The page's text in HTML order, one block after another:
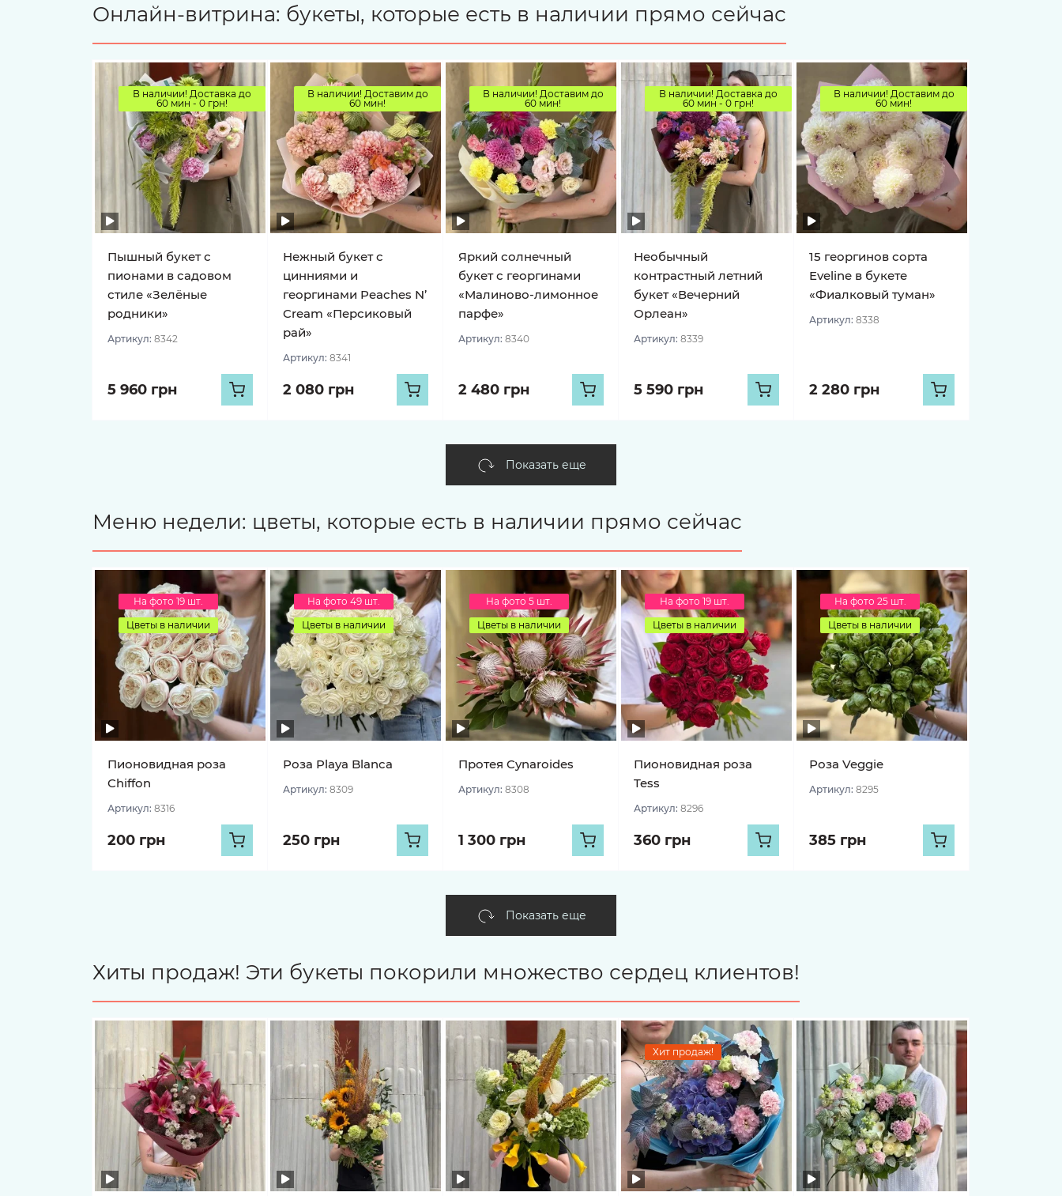
Онлайн-витрина: букеты, которые есть в наличии прямо сейчас
В наличии! Доставка до
60 мин - 0 грн!
Пышный букет с
пионами в садовом
стиле «Зелёные
родники»
Артикул: 8342
5 960 грн
В наличии! Доставим до
60 мин!
Нежный букет с
цинниями и
георгинами Peaches N’
Cream «Персиковый
рай»
Артикул: 8341
2 080 грн
В наличии! Доставим до
60 мин!
Яркий солнечный
букет с георгинами
«Малиново-лимонное
парфе»
Артикул: 8340
2 480 грн
В наличии! Доставка до
60 мин - 0 грн!
Необычный
контрастный летний
букет «Вечерний
Орлеан»
Артикул: 8339
5 590 грн
В наличии! Доставим до
60 мин!
15 георгинов сорта
Eveline в букете
«Фиалковый туман»
Артикул: 8338
2 280 грн
Показать еще
Меню недели: цветы, которые есть в наличии прямо сейчас
На фото 19 шт.
Цветы в наличии
Пионовидная роза
Chiffon
Артикул: 8316
200 грн
На фото 49 шт.
Цветы в наличии
Роза Playa Blanca
Артикул: 8309
250 грн
На фото 5 шт.
Цветы в наличии
Протея Cynaroides
Артикул: 8308
1 300 грн
На фото 19 шт.
Цветы в наличии
Пионовидная роза
Tess
Артикул: 8296
360 грн
На фото 25 шт.
Цветы в наличии
Роза Veggie
Артикул: 8295
385 грн
Показать еще
Хиты продаж! Эти букеты покорили множество сердец клиентов!
Хит продаж!